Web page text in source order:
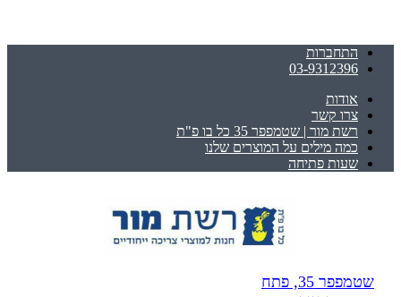
התחברות
03-9312396
אודות
צרו קשר
רשת מור | שטמפפר 35 כל בו פ"ת
כמה מילים על המוצרים שלנו
שעות פתיחה
שטמפפר 35, פתח